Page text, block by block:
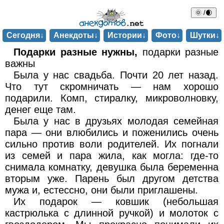
🌞 /🌒
Сегодня↓ Анекдоты↓ Истории↓ Фото↓ Шутки↓
Подарки разные нужны, подарки разные
важны
Была у нас свадьба. Почти 20 лет назад.
Что тут скромничать — нам хорошо
подарили. Комп, стиралку, микроволновку,
денег еще там.
Была у нас в друзьях молодая семейная
пара — они влюбились и поженились очень
сильно против воли родителей. Их погнали
из семей и пара жила, как могла: где-то
снимала комнатку, девушка была беременна
вторым уже. Парень был другом детства
мужа и, естессно, они были приглашены.
Их подарок — ковшик (небольшая
кастрюлька с длинной ручкой) и молоток с